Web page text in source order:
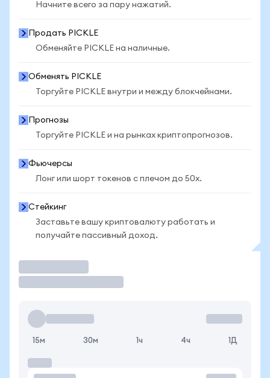
Начните всего за пару нажатий.
Продать PICKLE
Обменяйте PICKLE на наличные.
Обменять PICKLE
Торгуйте PICKLE внутри и между блокчейнами.
Прогнозы
Торгуйте PICKLE и на рынках криптопрогнозов.
Фьючерсы
Лонг или шорт токенов с плечом до 50x.
Стейкинг
Заставьте вашу криптовалюту работать и
получайте пассивный доход.
15м 30м 1ч 4ч 1Д